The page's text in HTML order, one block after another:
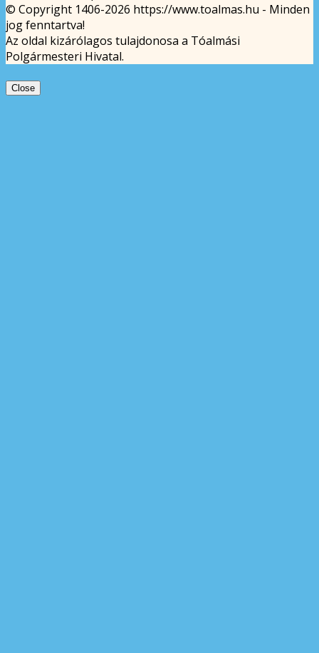
© Copyright 1406-2026 https://www.toalmas.hu - Minden
jog fenntartva!
Az oldal kizárólagos tulajdonosa a Tóalmási
Polgármesteri Hivatal.
Close